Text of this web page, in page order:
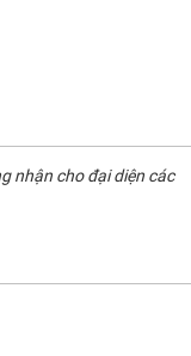
nhận cho đại diện các